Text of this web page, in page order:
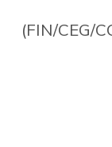
(FIN/CEG/